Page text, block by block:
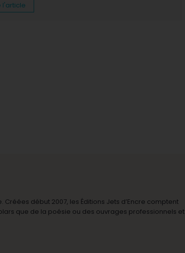
l'article
début 2007, les Éditions Jets d’Encre comptent
que de la poésie ou des ouvrages professionnels et